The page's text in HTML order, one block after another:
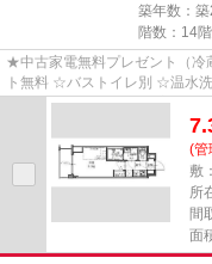
築年数：築
階数：14
★中古家電無料プレゼント（
ト無料 ☆バストイレ別 ☆温水
ーリング ☆エアコン ☆室内洗濯
(管
敷
所
間
面